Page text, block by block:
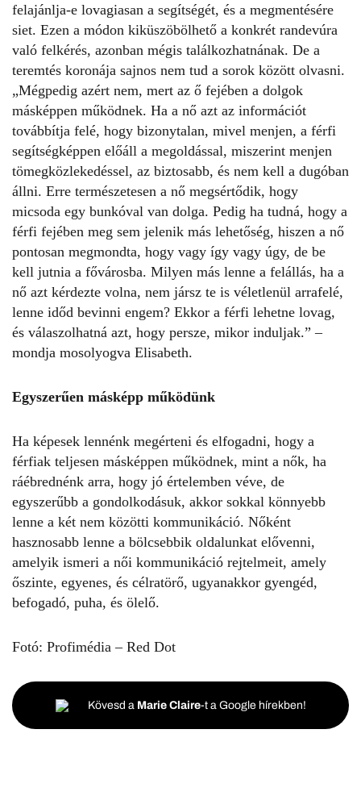
felajánlja-e lovagiasan a segítségét, és a megmentésére
siet. Ezen a módon kiküszöbölhető a konkrét randevúra
való felkérés, azonban mégis találkozhatnának. De a
teremtés koronája sajnos nem tud a sorok között olvasni.
„Mégpedig azért nem, mert az ő fejében a dolgok
másképpen működnek. Ha a nő azt az információt
továbbítja felé, hogy bizonytalan, mivel menjen, a férfi
segítségképpen előáll a megoldással, miszerint menjen
tömegközlekedéssel, az biztosabb, és nem kell a dugóban
állni. Erre természetesen a nő megsértődik, hogy
micsoda egy bunkóval van dolga. Pedig ha tudná, hogy a
férfi fejében meg sem jelenik más lehetőség, hiszen a nő
pontosan megmondta, hogy vagy így vagy úgy, de be
kell jutnia a fővárosba. Milyen más lenne a felállás, ha a
nő azt kérdezte volna, nem jársz te is véletlenül arrafelé,
lenne időd bevinni engem? Ekkor a férfi lehetne lovag,
és válaszolhatná azt, hogy persze, mikor induljak.” –
mondja mosolyogva Elisabeth.
Egyszerűen másképp működünk
Ha képesek lennénk megérteni és elfogadni, hogy a
férfiak teljesen másképpen működnek, mint a nők, ha
ráébrednénk arra, hogy jó értelemben véve, de
egyszerűbb a gondolkodásuk, akkor sokkal könnyebb
lenne a két nem közötti kommunikáció. Nőként
hasznosabb lenne a bölcsebbik oldalunkat elővenni,
amelyik ismeri a női kommunikáció rejtelmeit, amely
őszinte, egyenes, és célratörő, ugyanakkor gyengéd,
befogadó, puha, és ölelő.
Fotó: Profimédia – Red Dot
Kövesd a Marie Claire-t a Google hírekben!